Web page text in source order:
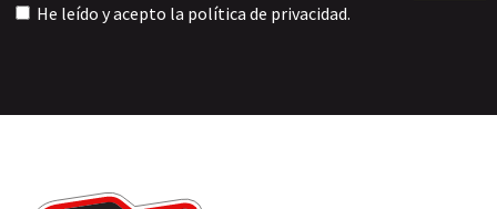
He leído y acepto la política de privacidad.